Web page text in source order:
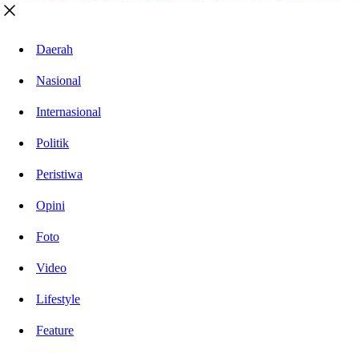
Daerah
Nasional
Internasional
Politik
Peristiwa
Opini
Foto
Video
Lifestyle
Feature